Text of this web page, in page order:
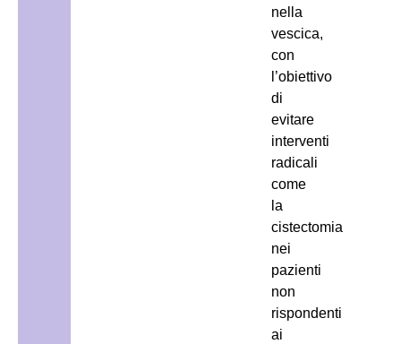
nella
vescica,
con
l’obiettivo
di
evitare
interventi
radicali
come
la
cistectomia
nei
pazienti
non
rispondenti
ai